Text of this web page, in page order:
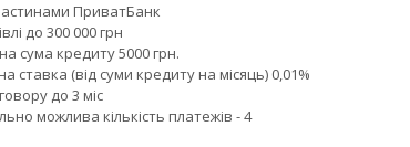
ПриватБанк
до 300 000 грн
сума кредиту 5000 грн.
ставка (від суми кредиту на місяць) 0,01%
до 3 міс
можлива кількість платежів - 4